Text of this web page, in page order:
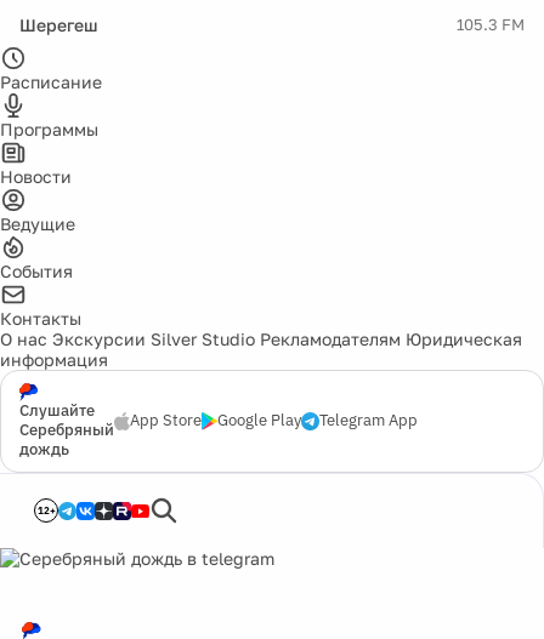
Шерегеш 105.3 FM
Расписание
Программы
Новости
Ведущие
События
Контакты
О нас Экскурсии Silver Studio Рекламодателям Юридическая
информация
Слушайте
Серебряный
дождь
App Store Google Play Telegram App
12+